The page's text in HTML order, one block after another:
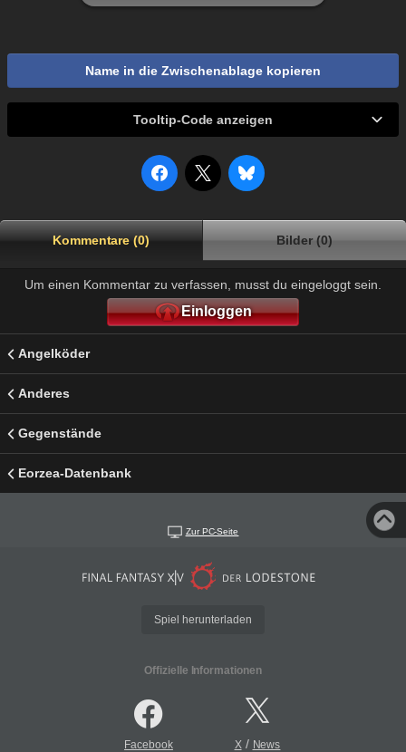
Name in die Zwischenablage kopieren
Tooltip-Code anzeigen
Kommentare (0) Bilder (0)
Um einen Kommentar zu verfassen, musst du eingeloggt sein.
Einloggen
Angelköder
Anderes
Gegenstände
Eorzea-Datenbank
Zur PC-Seite
Spiel herunterladen
Offizielle Informationen
Facebook X/ News